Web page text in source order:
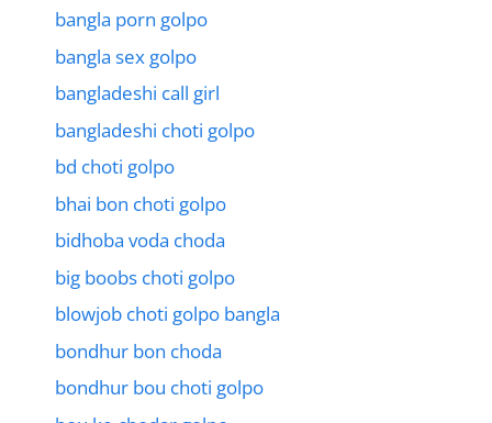
bangla porn golpo
bangla sex golpo
bangladeshi call girl
bangladeshi choti golpo
bd choti golpo
bhai bon choti golpo
bidhoba voda choda
big boobs choti golpo
blowjob choti golpo bangla
bondhur bon choda
bondhur bou choti golpo